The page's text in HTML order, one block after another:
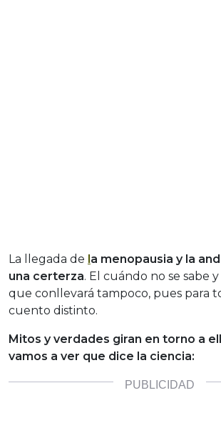
La llegada de a menopausia y la
una certerza. El cuándo no se sabe
que conllevará tampoco, pues para
cuento distinto.
Mitos y verdades giran en torno a
vamos a ver que dice la ciencia: